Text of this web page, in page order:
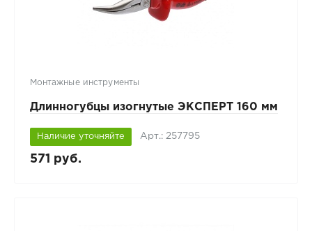
Монтажные инструменты
Длинногубцы изогнутые ЭКСПЕРТ 160 мм
Наличие уточняйте Арт.: 257795
571 руб.